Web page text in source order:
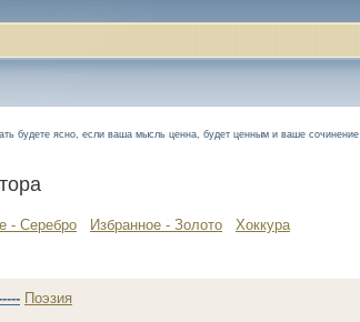
будете ясно, если ваша мысль ценна, будет ценным и ваше сочинение
- Серебро Избранное - Золото Хоккура
Поэзия